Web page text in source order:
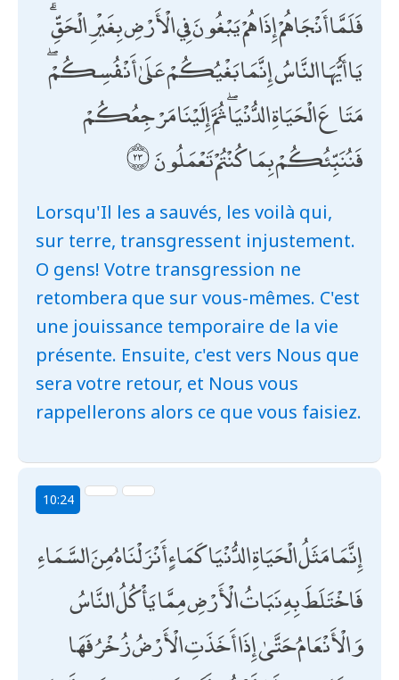
فَلَمَّا أَنْجَاهُمْ إِذَا هُمْ يَبْغُونَ فِي الْأَرْضِ بِغَيْرِ الْحَقِّ ۗ
يَا أَيُّهَا النَّاسُ إِنَّمَا بَغْيُكُمْ عَلَىٰ أَنْفُسِكُمْ ۖ
مَتَاعَ الْحَيَاةِ الدُّنْيَا ۖ ثُمَّ إِلَيْنَا مَرْجِعُكُمْ
فَنُنَبِّئُكُمْ بِمَا كُنْتُمْ تَعْمَلُونَ
Lorsqu'Il les a sauvés, les voilà qui,
sur terre, transgressent injustement.
O gens! Votre transgression ne
retombera que sur vous-mêmes. C'est
une jouissance temporaire de la vie
présente. Ensuite, c'est vers Nous que
sera votre retour, et Nous vous
rappellerons alors ce que vous faisiez.
10:24
إِنَّمَا مَثَلُ الْحَيَاةِ الدُّنْيَا كَمَاءٍ أَنْزَلْنَاهُ مِنَ السَّمَاءِ
فَاخْتَلَطَ بِهِ نَبَاتُ الْأَرْضِ مِمَّا يَأْكُلُ النَّاسُ
وَالْأَنْعَامُ حَتَّىٰ إِذَا أَخَذَتِ الْأَرْضُ زُخْرُفَهَا